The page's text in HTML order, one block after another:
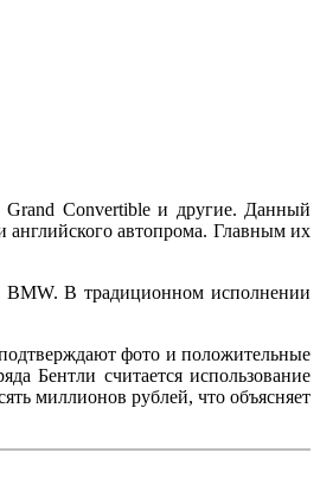
Grand Convertible и другие. Данный
английского автопрома. Главным их
BMW. В традиционном исполнении
фото и положительные
Бентли считается использование
миллионов рублей, что объясняет